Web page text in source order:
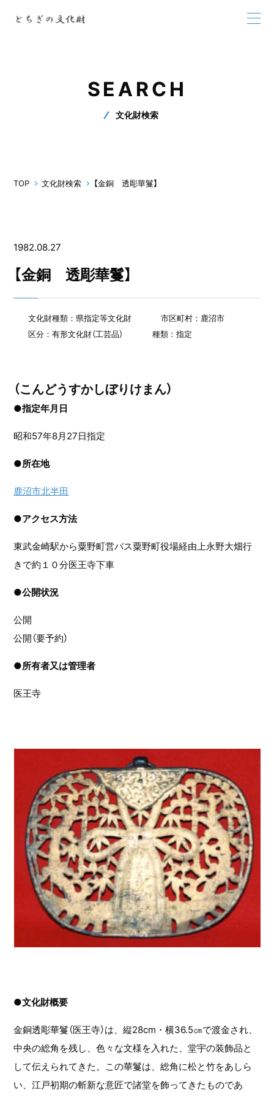
SEARCH
文化財検索
TOP 文化財検索 【金銅 透彫華鬘】
1982.08.27
【金銅 透彫華鬘】
文化財種類：県指定等文化財
市区町村：鹿沼市
区分：有形文化財（工芸品）
種類：指定
（こんどうすかしぼりけまん）
●指定年月日
昭和57年8月27日指定
●所在地
鹿沼市北半田
●アクセス方法
東武金崎駅から粟野町営バス粟野町役場経由上永野大畑行
きで約１０分医王寺下車
●公開状況
公開
公開（要予約）
●所有者又は管理者
医王寺
●文化財概要
金銅透彫華鬘（医王寺）は、縦28cm・横36.5㎝で渡金され、
中央の総角を残し、色々な文様を入れた、堂宇の装飾品と
して伝えられてきた。この華鬘は、総角に松と竹をあしら
い、江戸初期の斬新な意匠で諸堂を飾ってきたものであ